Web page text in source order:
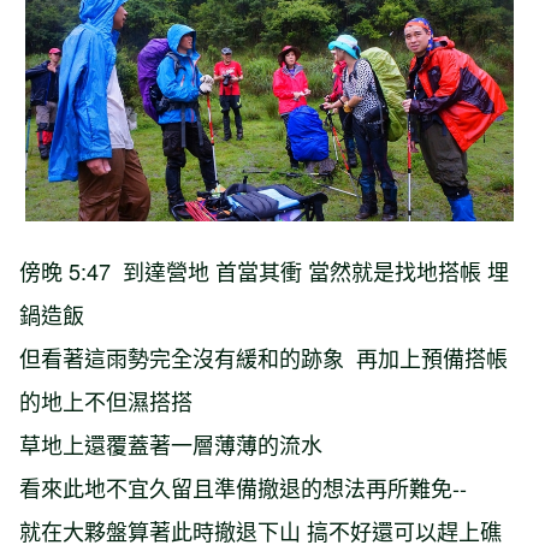
傍晚 5:47 到達營地 首當其衝 當然就是找地搭帳 埋
鍋造飯
但看著這雨勢完全沒有緩和的跡象 再加上預備搭帳
的地上不但濕搭搭
草地上還覆蓋著一層薄薄的流水
看來此地不宜久留且準備撤退的想法再所難免--
就在大夥盤算著此時撤退下山 搞不好還可以趕上礁